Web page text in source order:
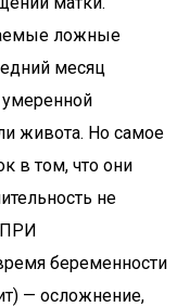
ложные
месяц
живота. Но самое
в том, что они
не
ПРИ
беременности
— осложнение,